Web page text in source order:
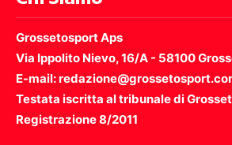
Grossetosport Aps
Via Ippolito Nievo, 16/A - 58100
E-mail:
Testata iscritta al tribunale di
Registrazione 8/2011